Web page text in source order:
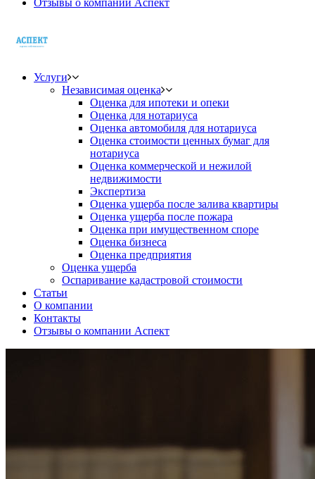
Отзывы о компании Аспект
Услуги
Независимая оценка
Оценка для ипотеки и опеки
Оценка для нотариуса
Оценка автомобиля для нотариуса
Оценка стоимости ценных бумаг для
нотариуса
Оценка коммерческой и нежилой
недвижимости
Экспертиза
Оценка ущерба после залива квартиры
Оценка ущерба после пожара
Оценка при имущественном споре
Оценка бизнеса
Оценка предприятия
Оценка ущерба
Оспаривание кадастровой стоимости
Статьи
О компании
Контакты
Отзывы о компании Аспект